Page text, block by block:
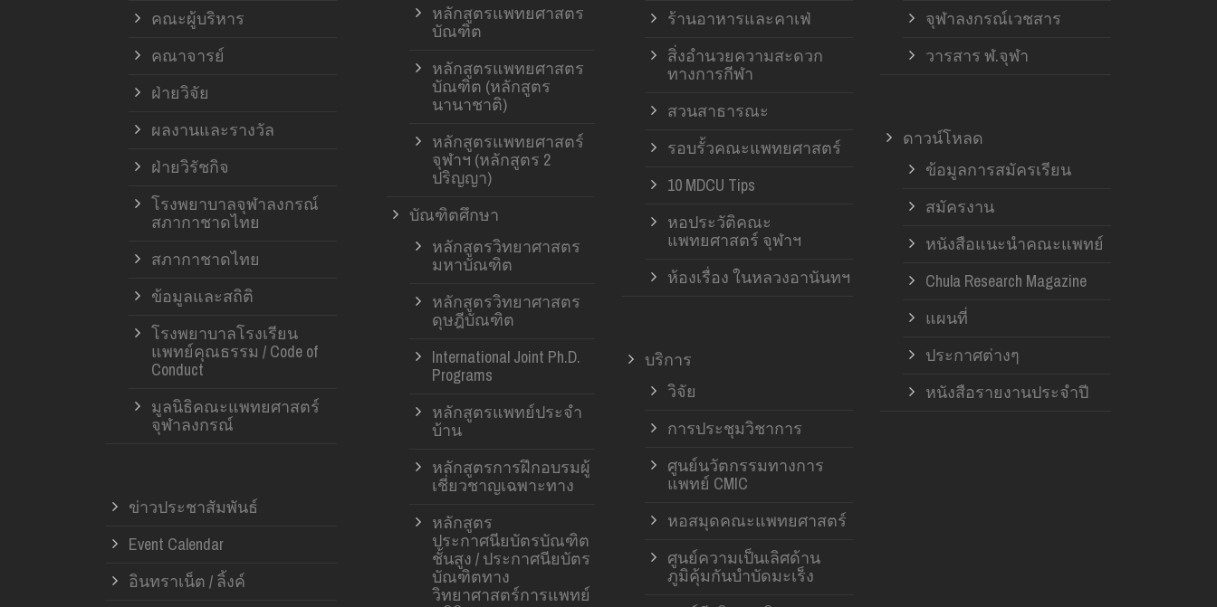
คณะผู้บริหาร
คณาจารย์
ฝ่ายวิจัย
ผลงานและรางวัล
ฝ่ายวิรัชกิจ
โรงพยาบาลจุฬาลงกรณ์
สภากาชาดไทย
สภากาชาดไทย
ข้อมูลและสถิติ
โรงพยาบาลโรงเรียน
แพทย์คุณธรรม / Code of
Conduct
มูลนิธิคณะแพทยศาสตร์
จุฬาลงกรณ์
ข่าวประชาสัมพันธ์
Event Calendar
อินทราเน็ต / ลิ้งค์
หลักสูตรแพทยศาสตร
บัณฑิต
หลักสูตรแพทยศาสตร
บัณฑิต (หลักสูตร
นานาชาติ)
หลักสูตรแพทยศาสตร์
จุฬาฯ (หลักสูตร 2
ปริญญา)
บัณฑิตศึกษา
หลักสูตรวิทยาศาสตร
มหาบัณฑิต
หลักสูตรวิทยาศาสตร
ดุษฎีบัณฑิต
International Joint Ph.D.
Programs
หลักสูตรแพทย์ประจำ
บ้าน
หลักสูตรการฝึกอบรมผู้
เชี่ยวชาญเฉพาะทาง
หลักสูตร
ประกาศนียบัตรบัณฑิต
ชั้นสูง / ประกาศนียบัตร
บัณฑิตทาง
วิทยาศาสตร์การแพทย์
ร้านอาหารและคาเฟ่
สิ่งอำนวยความสะดวก
ทางการกีฬา
สวนสาธารณะ
รอบรั้วคณะแพทยศาสตร์
10 MDCU Tips
หอประวัติคณะ
แพทยศาสตร์ จุฬาฯ
ห้องเรื่อง ในหลวงอานันทฯ
บริการ
วิจัย
การประชุมวิชาการ
ศูนย์นวัตกรรมทางการ
แพทย์ CMIC
หอสมุดคณะแพทยศาสตร์
ศูนย์ความเป็นเลิศด้าน
ภูมิคุ้มกันบำบัดมะเร็ง
จุฬาลงกรณ์เวชสาร
วารสาร ฬ.จุฬา
ดาวน์โหลด
ข้อมูลการสมัครเรียน
สมัครงาน
หนังสือแนะนำคณะแพทย์
Chula Research Magazine
แผนที่
ประกาศต่างๆ
หนังสือรายงานประจำปี